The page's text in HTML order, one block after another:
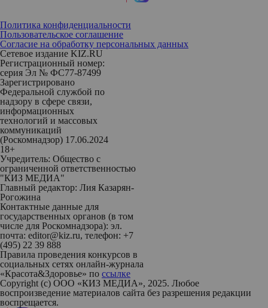
Политика конфиденциальности
Пользовательское соглашение
Согласие на обработку персональных данных
Сетевое издание KIZ.RU
Регистрационный номер:
серия Эл № ФС77-87499
Зарегистрировано
Федеральной службой по
надзору в сфере связи,
информационных
технологий и массовых
коммуникаций
(Роскомнадзор) 17.06.2024
18+
Учредитель: Общество с
ограниченной ответственностью
"КИЗ МЕДИА"
Главный редактор: Лия Казарян-
Рогожина
Контактные данные для
государственных органов (в том
числе для Роскомнадзора): эл.
почта: editor@kiz.ru, телефон: +7
(495) 22 39 888
Правила проведения конкурсов в
социальных сетях онлайн-журнала
«Красота&Здоровье» по ссылке
Copyright (с) ООО «КИЗ МЕДИА», 2025. Любое
воспроизведение материалов сайта без разрешения редакции
воспрещается.